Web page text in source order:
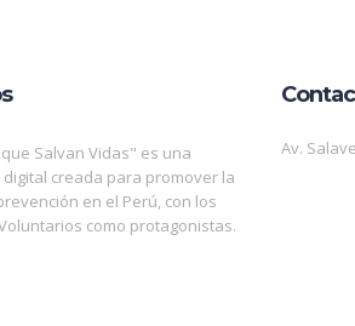
Salvan Vidas" es una
creada para promover la
en el Perú, con los
como protagonistas.
Av.